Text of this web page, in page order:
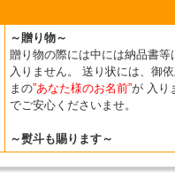
～贈り物～
贈り物の際には中には納品書等
入りません。
送り状には、御依
まの”あなた様のお名前”が 入り
でご安心くださいませ。
～熨斗も賜ります～